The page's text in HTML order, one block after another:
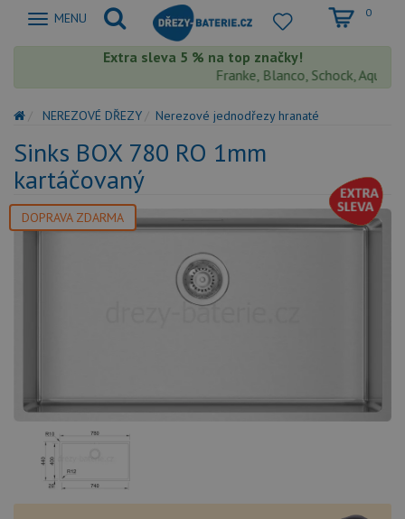
Zobrazit
MENU 0
Extra sleva 5 % na top značky!
Franke, Blanco, Schock,
NEREZOVÉ DŘEZY Nerezové jednodřezy hranaté
Sinks BOX 780 RO 1mm
kartáčovaný
DOPRAVA ZDARMA